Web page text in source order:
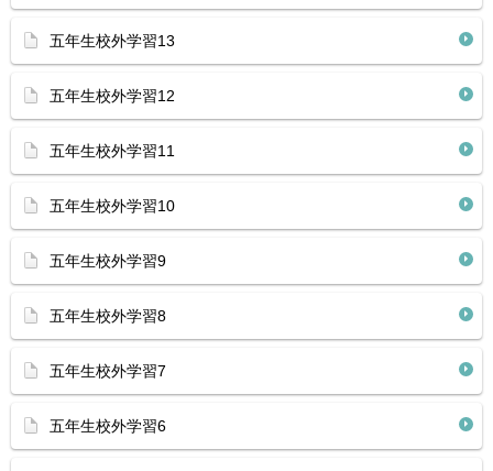
五年生校外学習13
五年生校外学習12
五年生校外学習11
五年生校外学習10
五年生校外学習9
五年生校外学習8
五年生校外学習7
五年生校外学習6